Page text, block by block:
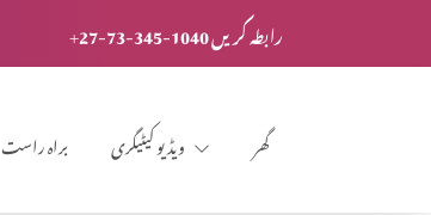
+27-73-345-1040 رابطہ کریں
براہ راست ویڈیو کیٹیگری گھر